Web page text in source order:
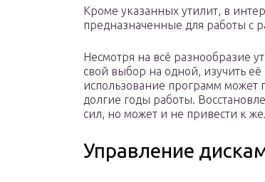
Кроме указанных утилит, в
предназначенные для работы с
Несмотря на всё разнообразие
свой выбор на одной, изучить её
использование программ
долгие годы работы.
сил, но может и не привести к
Управление